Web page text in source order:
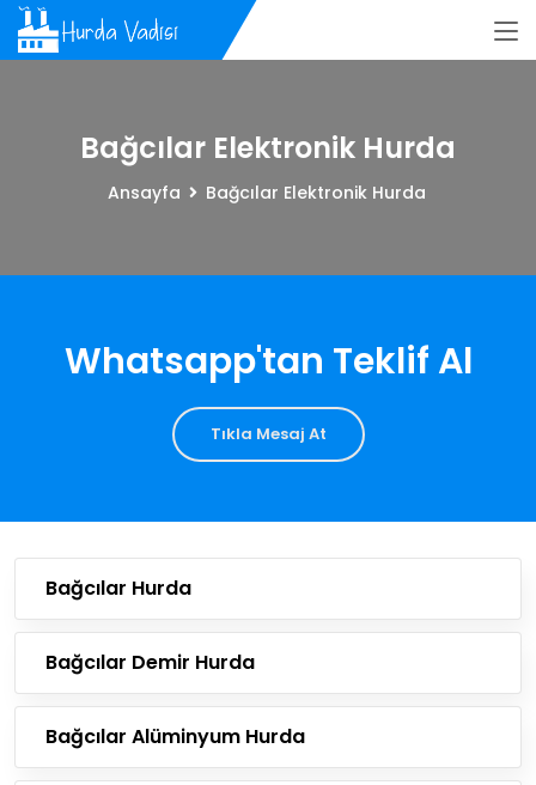
Bağcılar Elektronik Hurda
Ansayfa Bağcılar Elektronik Hurda
Whatsapp'tan Teklif Al
Tıkla Mesaj At
Bağcılar Hurda
Bağcılar Demir Hurda
Bağcılar Alüminyum Hurda